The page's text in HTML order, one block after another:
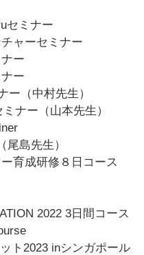
セミナー
ャーセミナー
ー
ー
ー（中村先生）
ナー（山本先生）
島先生）
育成研修８日コース
2022 3日間コース
ト2023 inシンガポール